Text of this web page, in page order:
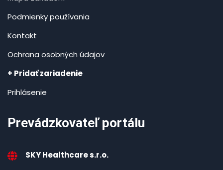
Podmienky používania
Kontakt
Ochrana osobných údajov
+ Pridať zariadenie
Prihlásenie
Prevádzkovateľ portálu
SKY Healthcare s.r.o.